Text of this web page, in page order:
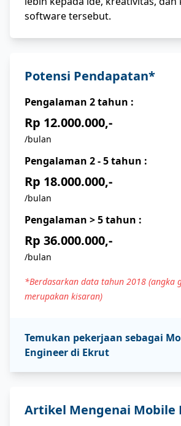
software tersebut.
Potensi Pendapatan*
Pengalaman 2tahun :
Rp 12.000.000,-
/bulan
Pengalaman 2 - 5tahun :
Rp 18.000.000,-
/bulan
Pengalaman > 5tahun :
Rp 36.000.000,-
/bulan
*Berdasarkan data tahun 2018 (angka
merupakan kisaran)
Temukan pekerjaan sebagai
Engineerdi Ekrut
Artikel Mengenai Mobile